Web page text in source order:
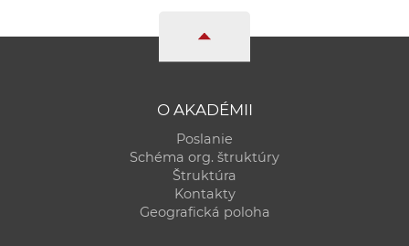
O AKADÉMII
Poslanie
Schéma org. štruktúry
Štruktúra
Kontakty
Geografická poloha